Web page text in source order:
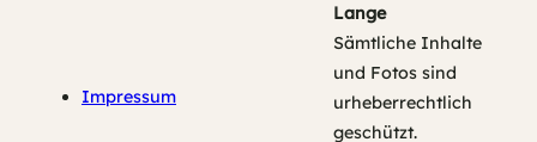
Impressum
Lange
Sämtliche Inhalte
und Fotos sind
urheberrechtlich
geschützt.